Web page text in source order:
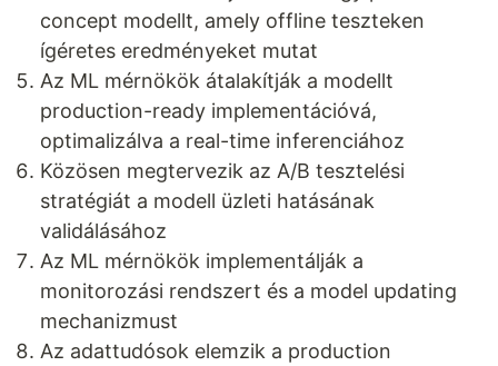
concept modellt, amely offline teszteken
ígéretes eredményeket mutat
Az ML mérnökök átalakítják a modellt
production-ready implementációvá,
optimalizálva a real-time inferenciához
Közösen megtervezik az A/B tesztelési
stratégiát a modell üzleti hatásának
validálásához
Az ML mérnökök implementálják a
monitorozási rendszert és a model updating
mechanizmust
Az adattudósok elemzik a production